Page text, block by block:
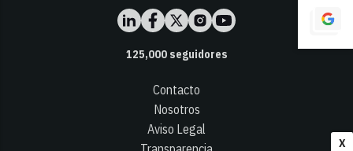
X
125,000seguidores
Contacto
Nosotros
Aviso Legal